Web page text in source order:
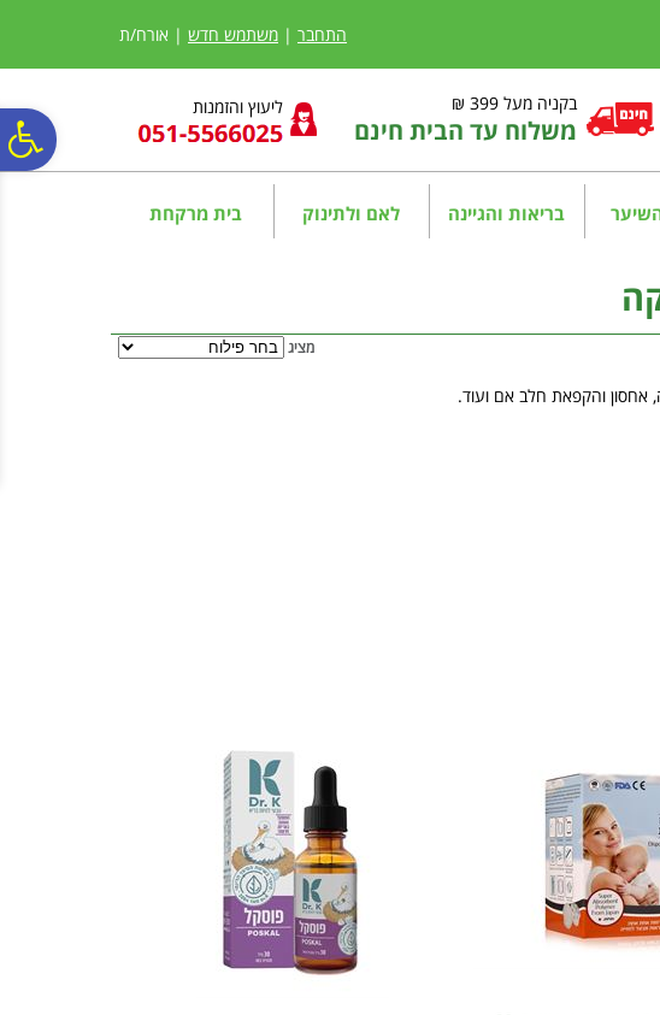
נגישות
אתר
המרכזי התחבר | משתמש חדש | אורח/ת
בקניה מעל 399 ₪
משלוח עד הבית חינם
ליעוץ והזמנות
בריאות והגיינה לאם ולתינוק בית מרקחת
מציג
אחסון והקפאת חלב אם ועוד.